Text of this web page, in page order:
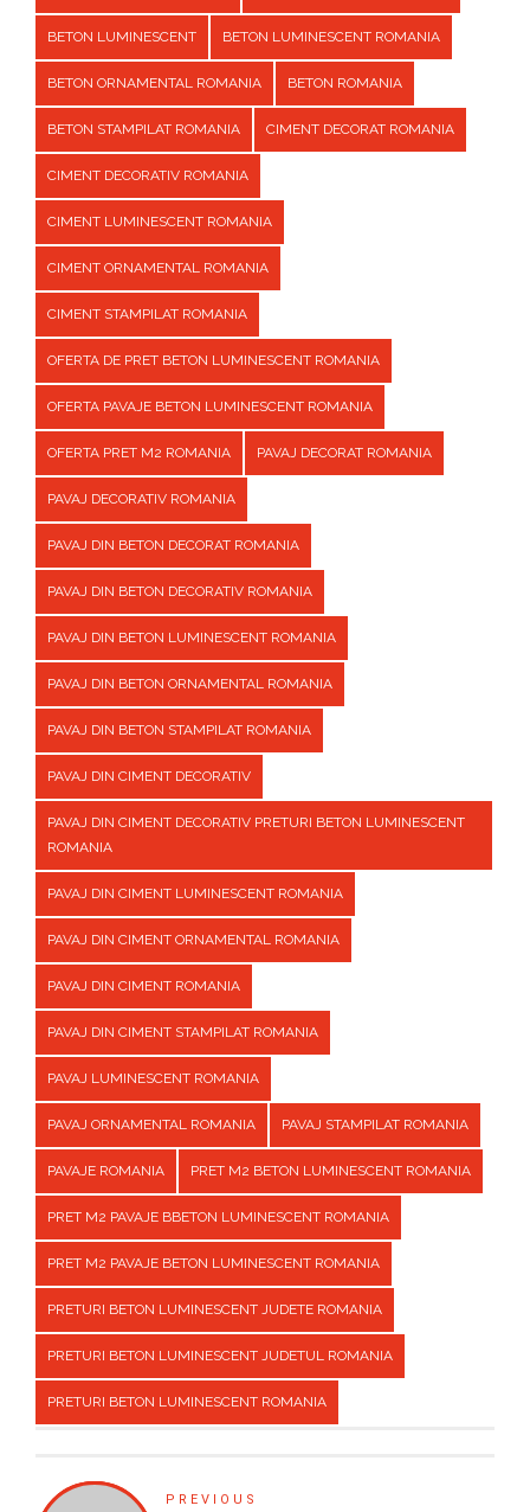
BETON LUMINESCENT BETON LUMINESCENT ROMANIA
BETON ORNAMENTAL ROMANIA BETON ROMANIA
BETON STAMPILAT ROMANIA CIMENT DECORAT ROMANIA
CIMENT DECORATIV ROMANIA
CIMENT LUMINESCENT ROMANIA
CIMENT ORNAMENTAL ROMANIA
CIMENT STAMPILAT ROMANIA
OFERTA DE PRET BETON LUMINESCENT ROMANIA
OFERTA PAVAJE BETON LUMINESCENT ROMANIA
OFERTA PRET M2 ROMANIA PAVAJ DECORAT ROMANIA
PAVAJ DECORATIV ROMANIA
PAVAJ DIN BETON DECORAT ROMANIA
PAVAJ DIN BETON DECORATIV ROMANIA
PAVAJ DIN BETON LUMINESCENT ROMANIA
PAVAJ DIN BETON ORNAMENTAL ROMANIA
PAVAJ DIN BETON STAMPILAT ROMANIA
PAVAJ DIN CIMENT DECORATIV
PAVAJ DIN CIMENT DECORATIV PRETURI BETON LUMINESCENT
ROMANIA
PAVAJ DIN CIMENT LUMINESCENT ROMANIA
PAVAJ DIN CIMENT ORNAMENTAL ROMANIA
PAVAJ DIN CIMENT ROMANIA
PAVAJ DIN CIMENT STAMPILAT ROMANIA
PAVAJ LUMINESCENT ROMANIA
PAVAJ ORNAMENTAL ROMANIA PAVAJ STAMPILAT ROMANIA
PAVAJE ROMANIA PRET M2 BETON LUMINESCENT ROMANIA
PRET M2 PAVAJE BBETON LUMINESCENT ROMANIA
PRET M2 PAVAJE BETON LUMINESCENT ROMANIA
PRETURI BETON LUMINESCENT JUDETE ROMANIA
PRETURI BETON LUMINESCENT JUDETUL ROMANIA
PRETURI BETON LUMINESCENT ROMANIA
PREVIOUS